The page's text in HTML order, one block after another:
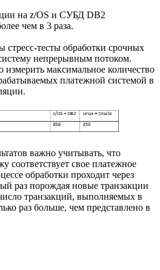
на z/OS и СУБД DB2
чем в 3 раза.
тесты обработки срочных
непрерывным потоком.
максимальное количество
платежной системой в
важно учитывать, что
соответствует свое платежное
обработки проходит через
раз порождая новые транзакции
транзакций, выполняемых в
раз больше, чем представлено в